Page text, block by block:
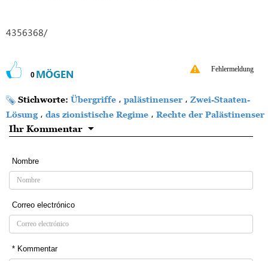
4356368/
0 MÖGEN Fehlermeldung
Stichworte: Übergriffe ، palästinenser ، Zwei-Staaten-
Lösung ، das zionistische Regime ، Rechte der Palästinenser
Ihr Kommentar
Nombre
Correo electrónico
* Kommentar